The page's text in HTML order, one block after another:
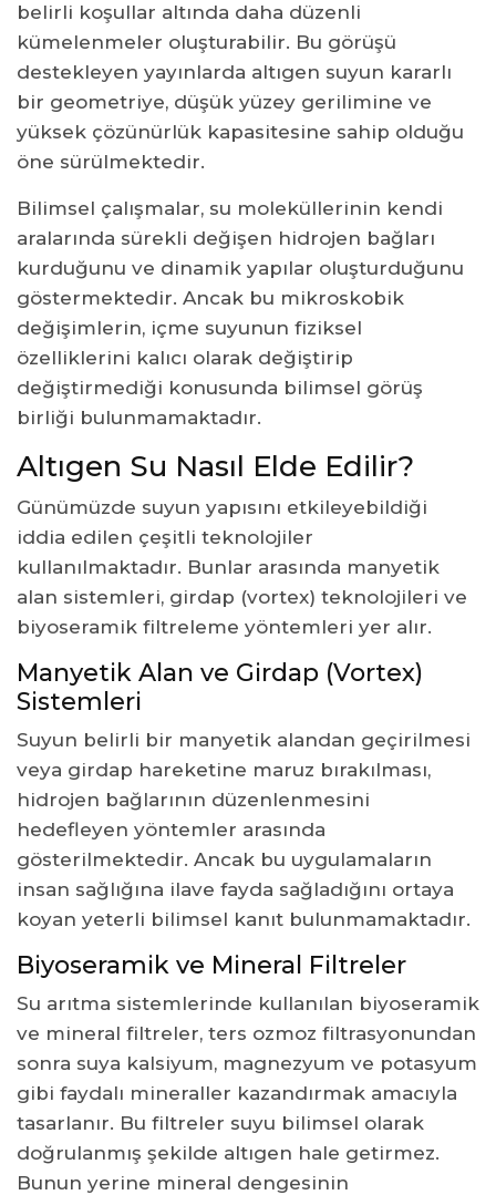
belirli koşullar altında daha düzenli
kümelenmeler oluşturabilir. Bu görüşü
destekleyen yayınlarda altıgen suyun kararlı
bir geometriye, düşük yüzey gerilimine ve
yüksek çözünürlük kapasitesine sahip olduğu
öne sürülmektedir.
Bilimsel çalışmalar, su moleküllerinin kendi
aralarında sürekli değişen hidrojen bağları
kurduğunu ve dinamik yapılar oluşturduğunu
göstermektedir. Ancak bu mikroskobik
değişimlerin, içme suyunun fiziksel
özelliklerini kalıcı olarak değiştirip
değiştirmediği konusunda bilimsel görüş
birliği bulunmamaktadır.
Altıgen Su Nasıl Elde Edilir?
Günümüzde suyun yapısını etkileyebildiği
iddia edilen çeşitli teknolojiler
kullanılmaktadır. Bunlar arasında manyetik
alan sistemleri, girdap (vortex) teknolojileri ve
biyoseramik filtreleme yöntemleri yer alır.
Manyetik Alan ve Girdap (Vortex)
Sistemleri
Suyun belirli bir manyetik alandan geçirilmesi
veya girdap hareketine maruz bırakılması,
hidrojen bağlarının düzenlenmesini
hedefleyen yöntemler arasında
gösterilmektedir. Ancak bu uygulamaların
insan sağlığına ilave fayda sağladığını ortaya
koyan yeterli bilimsel kanıt bulunmamaktadır.
Biyoseramik ve Mineral Filtreler
Su arıtma sistemlerinde kullanılan biyoseramik
ve mineral filtreler, ters ozmoz filtrasyonundan
sonra suya kalsiyum, magnezyum ve potasyum
gibi faydalı mineraller kazandırmak amacıyla
tasarlanır. Bu filtreler suyu bilimsel olarak
doğrulanmış şekilde altıgen hale getirmez.
Bunun yerine mineral dengesinin